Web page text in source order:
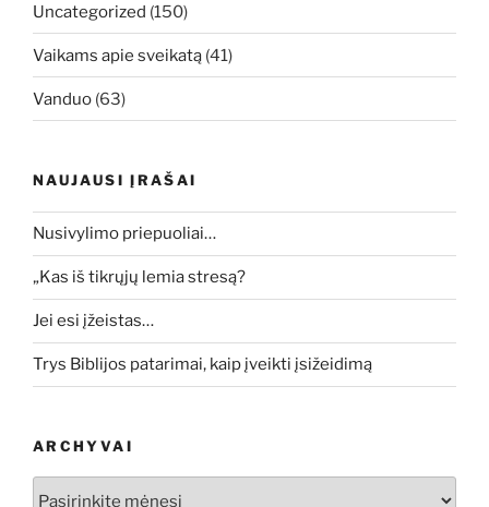
Uncategorized (150)
Vaikams apie sveikatą (41)
Vanduo (63)
NAUJAUSI ĮRAŠAI
Nusivylimo priepuoliai…
„Kas iš tikrųjų lemia stresą?
Jei esi įžeistas…
Trys Biblijos patarimai, kaip įveikti įsižeidimą
ARCHYVAI